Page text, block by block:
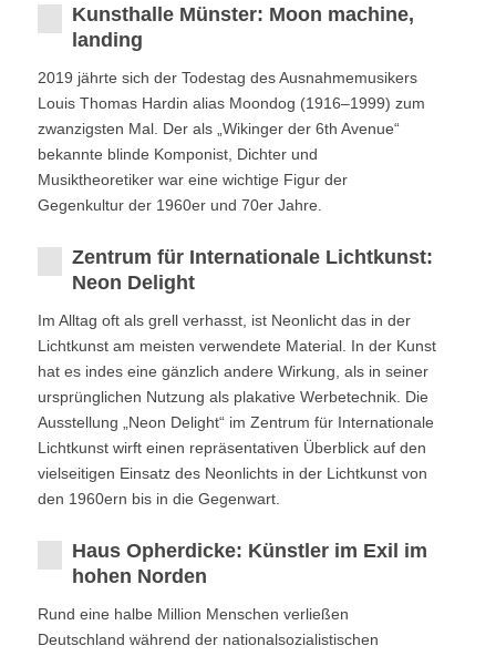
Kunsthalle Münster: Moon machine,
landing
2019 jährte sich der Todestag des Ausnahmemusikers
Louis Thomas Hardin alias Moondog (1916–1999) zum
zwanzigsten Mal. Der als „Wikinger der 6th Avenue“
bekannte blinde Komponist, Dichter und
Musiktheoretiker war eine wichtige Figur der
Gegenkultur der 1960er und 70er Jahre.
Zentrum für Internationale Lichtkunst:
Neon Delight
Im Alltag oft als grell verhasst, ist Neonlicht das in der
Lichtkunst am meisten verwendete Material. In der Kunst
hat es indes eine gänzlich andere Wirkung, als in seiner
ursprünglichen Nutzung als plakative Werbetechnik. Die
Ausstellung „Neon Delight“ im Zentrum für Internationale
Lichtkunst wirft einen repräsentativen Überblick auf den
vielseitigen Einsatz des Neonlichts in der Lichtkunst von
den 1960ern bis in die Gegenwart.
Haus Opherdicke: Künstler im Exil im
hohen Norden
Rund eine halbe Million Menschen verließen
Deutschland während der nationalsozialistischen